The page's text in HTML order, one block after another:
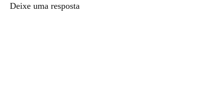
Deixe uma resposta